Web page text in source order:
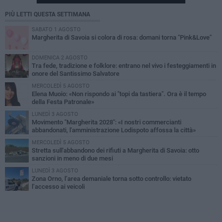
PIÙ LETTI QUESTA SETTIMANA
SABATO 1 AGOSTO
Margherita di Savoia si colora di rosa: domani torna "Pink&Love"
DOMENICA 2 AGOSTO
Tra fede, tradizione e folklore: entrano nel vivo i festeggiamenti in
onore del Santissimo Salvatore
MERCOLEDÌ 5 AGOSTO
Elena Muoio: «Non rispondo ai "topi da tastiera". Ora è il tempo
della Festa Patronale»
LUNEDÌ 3 AGOSTO
Movimento "Margherita 2028": «I nostri commercianti
abbandonati, l'amministrazione Lodispoto affossa la città»
MERCOLEDÌ 5 AGOSTO
Stretta sull'abbandono dei rifiuti a Margherita di Savoia: otto
sanzioni in meno di due mesi
LUNEDÌ 3 AGOSTO
Zona Orno, l’area demaniale torna sotto controllo: vietato
l’accesso ai veicoli